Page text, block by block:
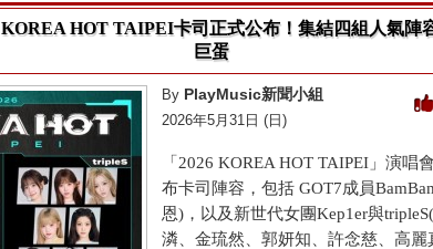
KOREA HOT TAIPEI卡司正式公布！集結四組人氣陣
巨蛋
By PlayMusic新聞小組
2026年5月31日 (日)
「2026 KOREA HOT TAIPEI」演唱
布卡司陣容，包括 GOT7成員
恩)，以及新世代女團Kep1er與
潾、金琉然、郭妍知、許念慈、高